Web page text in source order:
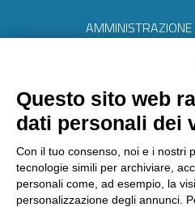
Laboratorio Chimico
Via Ventimiglia,
Tel 011 6700111
E-mail
Questo sito web
dati personali dei
Con il tuo consenso, noi e i nostri
tecnologie simili per archiviare,
personali come, ad esempio, la
personalizzazione degli annunci.